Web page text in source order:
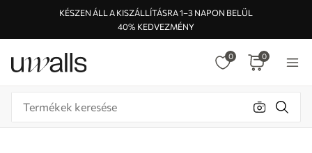
KÉSZEN ÁLL A KISZÁLLÍTÁSRA 1–3 NAPON BELÜL
40% KEDVEZMÉNY
0 0